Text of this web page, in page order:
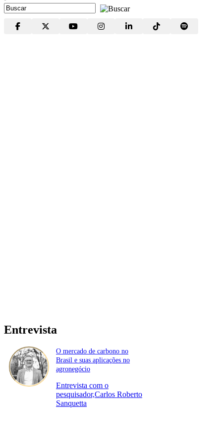
Entrevista
O mercado de carbono no
Brasil e suas aplicações no
agronegócio
Entrevista com o
pesquisador,Carlos Roberto
Sanquetta